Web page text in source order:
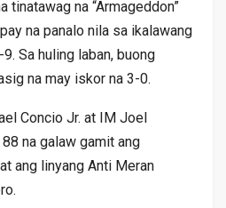
tinatawag na “Armageddon”
na panalo nila sa ikalawang
Sa huling laban, buong
na may iskor na 3-0.
Concio Jr. at IM Joel
na galaw gamit ang
ang linyang Anti Meran